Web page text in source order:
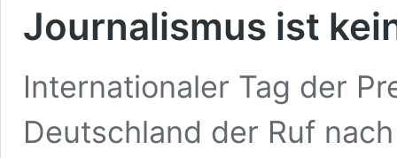
Journalismus ist
Internationaler Tag der
Deutschland der Ruf